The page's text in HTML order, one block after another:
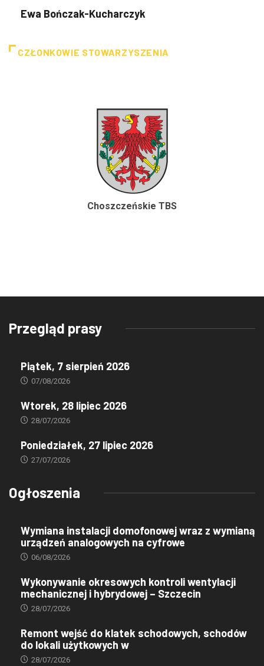
Ewa Bończak-Kucharczyk
CZŁONKOWIE STOWARZYSZENIA
Choszczeńskie TBS
Przegląd prasy
Piątek, 7 sierpień 2026
07/08/2026
Wtorek, 28 lipiec 2026
28/07/2026
Poniedziałek, 27 lipiec 2026
27/07/2026
Ogłoszenia
Wymiana instalacji domofonowej wraz z wymianą
urządzeń analogowych na cyfrowe
06/08/2026
Wykonywanie okresowych kontroli wentylacji
mechanicznej i hybrydowej – Szczecin
28/07/2026
Remont wejść do klatek schodowych, schodów
do lokali użytkowych w
28/07/2026